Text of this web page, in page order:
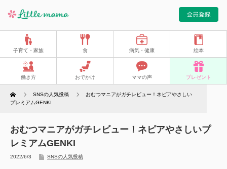
子育て・家族 食 病気・健康 絵本
働き方 おでかけ ママの声 プレゼント
Home SNSの人気投稿
おむつマニアがガチレビュー！ネピアやさしい
プレミアムGENKI
おむつマニアがガチレビュー！ネピアやさしいプ
レミアムGENKI
2022/6/3 SNSの人気投稿